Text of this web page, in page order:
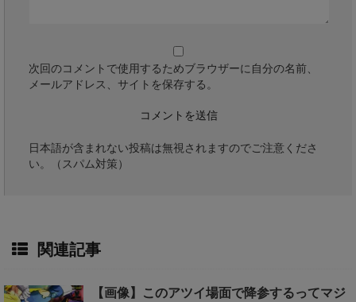
次回のコメントで使用するためブラウザーに自分の名前、
メールアドレス、サイトを保存する。
日本語が含まれない投稿は無視されますのでご注意くださ
い。（スパム対策）
関連記事
【画像】このアツイ場面で降参するってマジ